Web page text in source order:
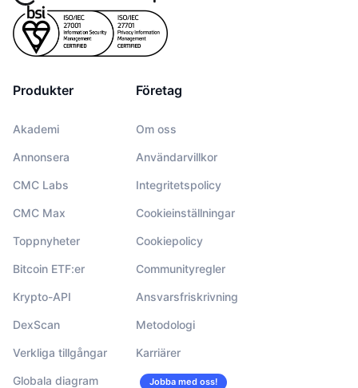
Produkter
Akademi
Annonsera
CMC Labs
CMC Max
Toppnyheter
Bitcoin ETF:er
Krypto-API
DexScan
Verkliga tillgångar
Globala diagram
Företag
Om oss
Användarvillkor
Integritetspolicy
Cookieinställningar
Cookiepolicy
Communityregler
Ansvarsfriskrivning
Metodologi
Karriärer
Jobba med oss!